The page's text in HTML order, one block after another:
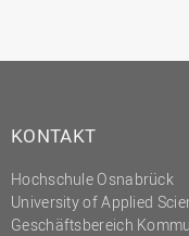
KONTAKT
Hochschule Osnabrück
University of Applied
Geschäftsbereich